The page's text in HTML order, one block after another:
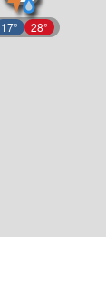
17° 28°